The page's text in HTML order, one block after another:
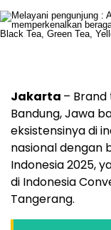
Jakarta –
Bandung, Jawa
eksistensinya di
nasional dengan
Indonesia 2025,
di Indonesia
Tangerang.